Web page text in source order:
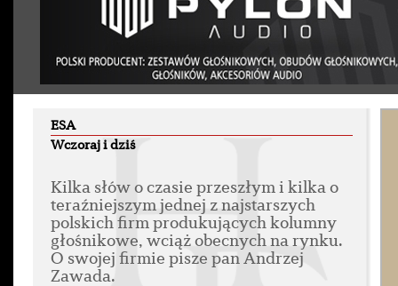
ESA
Wczoraj i dziś
Kilka słów o czasie przeszłym i kilka o
teraźniejszym jednej z najstarszych
polskich firm produkujących kolumny
głośnikowe, wciąż obecnych na rynku.
O swojej firmie pisze pan Andrzej
Zawada.